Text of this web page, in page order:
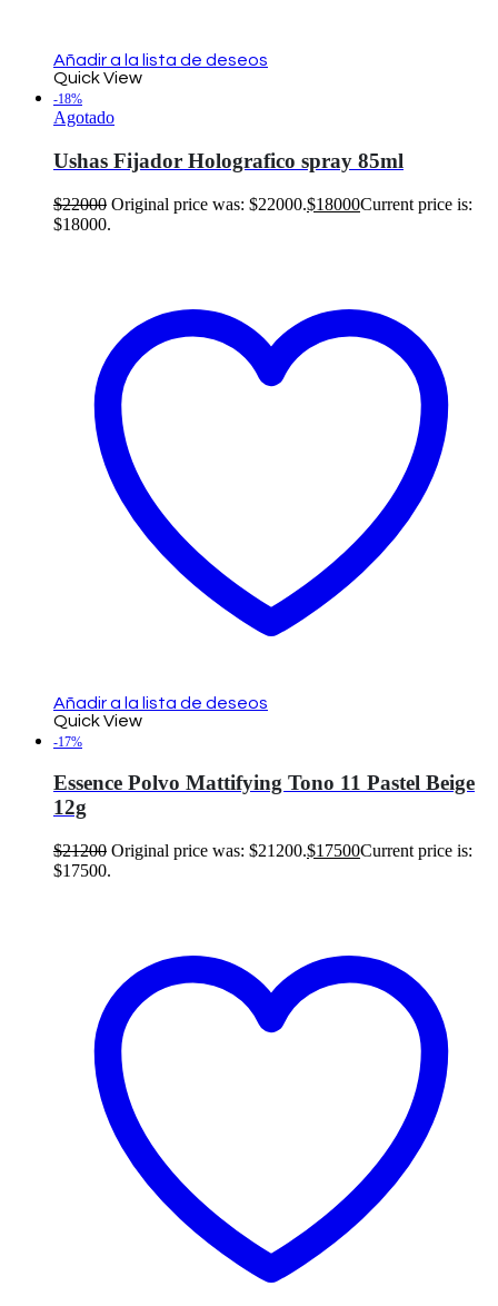
Añadir a la lista de deseos
Quick View
-18%
Agotado
Ushas Fijador Holografico spray 85ml
$22000 Original price was: $22000.$18000Current price is:
$18000.
Añadir a la lista de deseos
Quick View
-17%
Essence Polvo Mattifying Tono 11 Pastel Beige
12g
$21200 Original price was: $21200.$17500Current price is:
$17500.